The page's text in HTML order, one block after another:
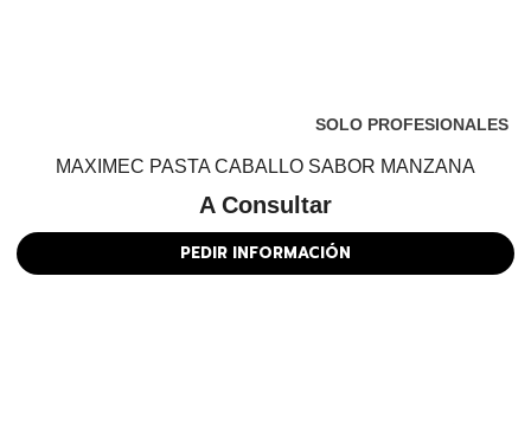
SOLO PROFESIONALES
MAXIMEC PASTA CABALLO SABOR MANZANA
A Consultar
PEDIR INFORMACIÓN